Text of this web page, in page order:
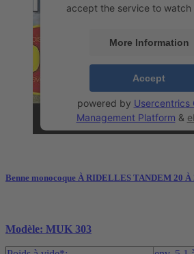
accept the service to watch
More Information
Accept
powered by Usercentrics
Management Platform &
Benne monocoque À RIDELLES TANDEM 20 À
Modèle: MUK 303